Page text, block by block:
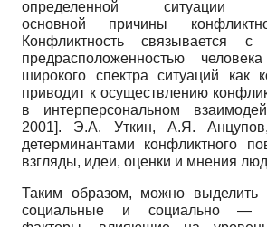
определенной
основной причины
Конфликтность связывается с
предрасположенностью
широкого спектра ситуаций как
приводит к осуществлению
в интерперсональном
2001]. Э.А. Уткин, А.Я.
детерминантами конфликтного
взгляды, идеи, оценки и мнения
Таким образом, можно выделить
социальные и социально —